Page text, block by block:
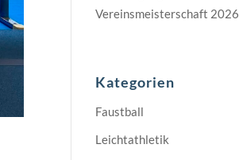
Vereinsmeisterschaft 2026
Kategorien
Faustball
Leichtathletik